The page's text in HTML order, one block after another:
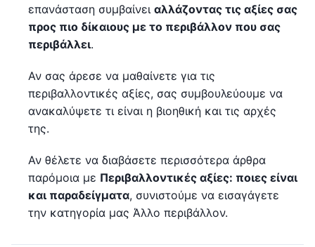
επανάσταση συμβαίνει αλλάζοντας τις αξίες σας
προς πιο δίκαιους με το περιβάλλον που σας
περιβάλλει.
Αν σας άρεσε να μαθαίνετε για τις
περιβαλλοντικές αξίες, σας συμβουλεύουμε να
ανακαλύψετε τι είναι η βιοηθική και τις αρχές
της.
Αν θέλετε να διαβάσετε περισσότερα άρθρα
παρόμοια με Περιβαλλοντικές αξίες: ποιες είναι
και παραδείγματα, συνιστούμε να εισαγάγετε
την κατηγορία μας Άλλο περιβάλλον.